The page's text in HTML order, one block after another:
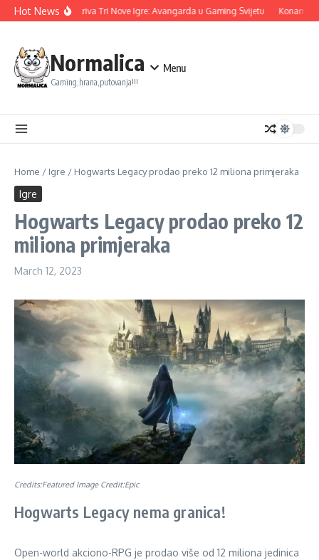
Skip to content
Hot News
Ubisoft Otkriva Tri Nove Igre: Avangarda u Gaming Svijetu Konami
Normalica
Gaming,hrana,putovanja!!!
Menu
Home / Igre / Hogwarts Legacy prodao preko 12 miliona primjeraka
Igre
Hogwarts Legacy prodao preko 12
miliona primjeraka
March 12, 2023
Credits:Featured Image Credit:Epic
Hogwarts Legacy nema granica!
Open-world akciono-RPG je prodao više od 12 miliona jedinica